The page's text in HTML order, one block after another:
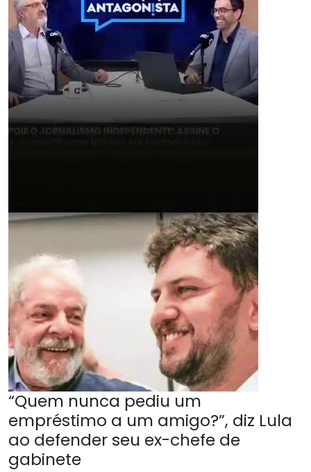
“Quem nunca pediu um
empréstimo a um amigo?”, diz Lula
ao defender seu ex-chefe de
gabinete